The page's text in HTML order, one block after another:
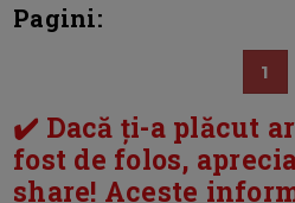
Pagini:
1
✔️ Dacă ți-a plăcut
fost de folos,
share! Aceste